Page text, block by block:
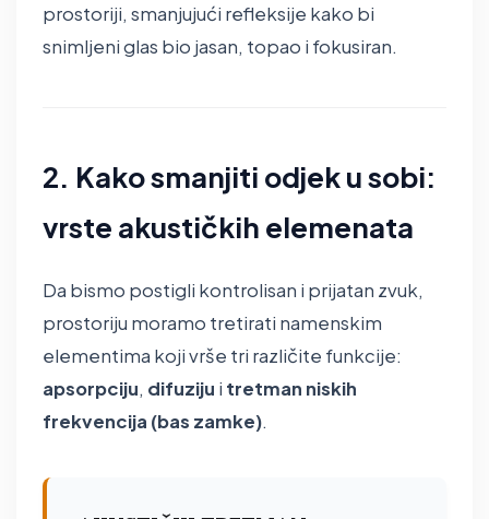
prostoriji, smanjujući refleksije kako bi
snimljeni glas bio jasan, topao i fokusiran.
2. Kako smanjiti odjek u sobi:
vrste akustičkih elemenata
Da bismo postigli kontrolisan i prijatan zvuk,
prostoriju moramo tretirati namenskim
elementima koji vrše tri različite funkcije:
apsorpciju, difuziju i tretman niskih
frekvencija (bas zamke).